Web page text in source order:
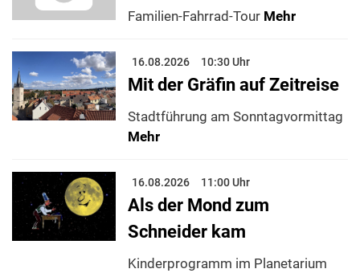
Familien-Fahrrad-Tour Mehr
16.08.2026 10:30 Uhr
Mit der Gräfin auf Zeitreise
Stadtführung am Sonntagvormittag
Mehr
16.08.2026 11:00 Uhr
Als der Mond zum
Schneider kam
Kinderprogramm im Planetarium